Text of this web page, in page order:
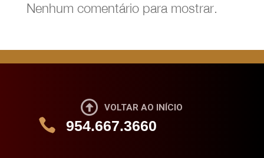
Nenhum comentário para mostrar.
 VOLTAR AO INÍCIO
 954.667.3660